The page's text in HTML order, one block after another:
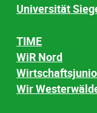
Universität
TIME
WiR Nord
Wir